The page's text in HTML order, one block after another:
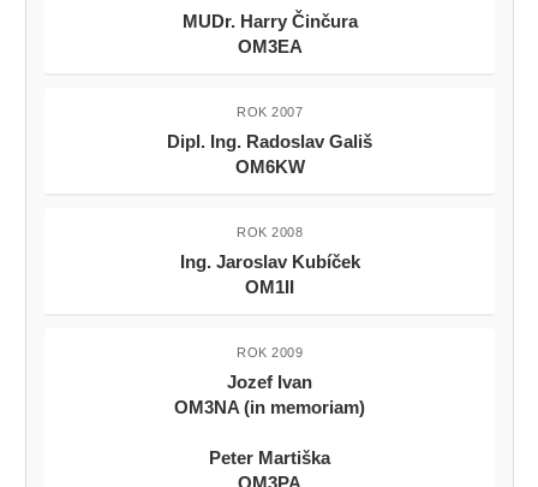
MUDr. Harry Činčura
OM3EA
ROK 2007
Dipl. Ing. Radoslav Gališ
OM6KW
ROK 2008
Ing. Jaroslav Kubíček
OM1II
ROK 2009
Jozef Ivan
OM3NA (in memoriam)
Peter Martiška
OM3PA